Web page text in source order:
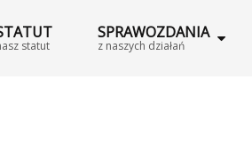
statut
SPRAWOZDANIA
z naszych działań